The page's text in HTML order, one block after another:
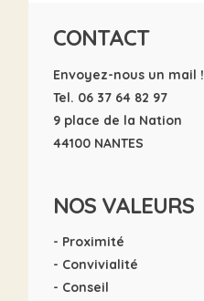
CONTACT
Envoyez-nous un mail !
Tel. 06 37 64 82 97
9 place de la Nation
44100 NANTES
NOS VALEURS
- Proximité
- Convivialité
- Conseil